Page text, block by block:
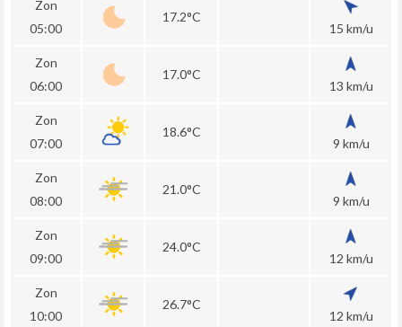
Zon
05:00
17.2°C
15 km/u
Zon
06:00
17.0°C
13 km/u
Zon
07:00
18.6°C
9 km/u
Zon
08:00
21.0°C
9 km/u
Zon
09:00
24.0°C
12 km/u
Zon
10:00
26.7°C
12 km/u